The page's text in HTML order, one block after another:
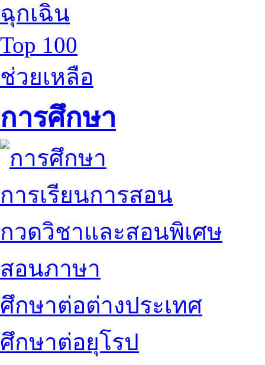
ฉุกเฉิน
Top 100
ช่วยเหลือ
การศึกษา
การเรียนการสอน
กวดวิชาและสอนพิเศษ
สอนภาษา
ศึกษาต่อต่างประเทศ
ศึกษาต่อยุโรป